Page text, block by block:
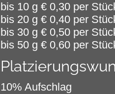
bis 10 g € 0,30 per
bis 20 g € 0,40 per
bis 30 g € 0,50 per
bis 50 g € 0,60 per
10% Aufschlag